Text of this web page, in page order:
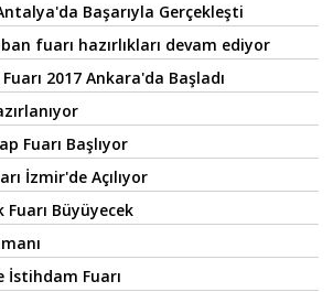
Başarıyla Gerçekleşti
fuarı hazırlıkları devam ediyor
2017 Ankara'da Başladı
Fuarı Başlıyor
İzmir'de Açılıyor
Büyüyecek
İstihdam Fuarı